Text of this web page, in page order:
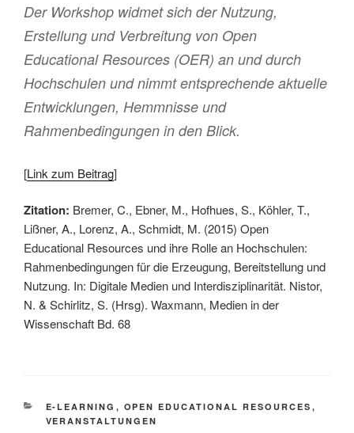
Der Workshop widmet sich der Nutzung,
Erstellung und Verbreitung von Open
Educational Resources (OER) an und durch
Hochschulen und nimmt entsprechende aktuelle
Entwicklungen, Hemmnisse und
Rahmenbedingungen in den Blick.
[Link zum Beitrag]
Zitation: Bremer, C., Ebner, M., Hofhues, S., Köhler, T.,
Lißner, A., Lorenz, A., Schmidt, M. (2015) Open
Educational Resources und ihre Rolle an Hochschulen:
Rahmenbedingungen für die Erzeugung, Bereitstellung und
Nutzung. In: Digitale Medien und Interdisziplinarität. Nistor,
N. & Schirlitz, S. (Hrsg). Waxmann, Medien in der
Wissenschaft Bd. 68
KATEGORIEN
E-LEARNING , OPEN EDUCATIONAL RESOURCES ,
VERANSTALTUNGEN